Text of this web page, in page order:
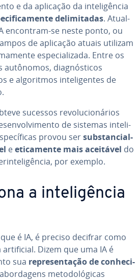
e da aplicação da in­te­li­gên­cia
de­li­mi­ta­das. Atu­al­
encontram-se neste ponto, ou
de aplicação atuais utilizam
es­pe­ci­a­li­zada. Entre os
autônomos, di­ag­nós­ti­cos
e al­go­rit­mos in­te­li­gen­tes de
sucessos re­vo­lu­ci­o­ná­rios
de sistemas in­te­li­
provou sersubs­tan­ci­al­
eeti­ca­mente mais aceitável do
por exemplo.
a in­te­li­gên­cia
é IA, é preciso decifrar como
Dizem que uma IA é
sua re­pre­sen­ta­ção de co­nhe­ci­
me­to­do­ló­gi­cas